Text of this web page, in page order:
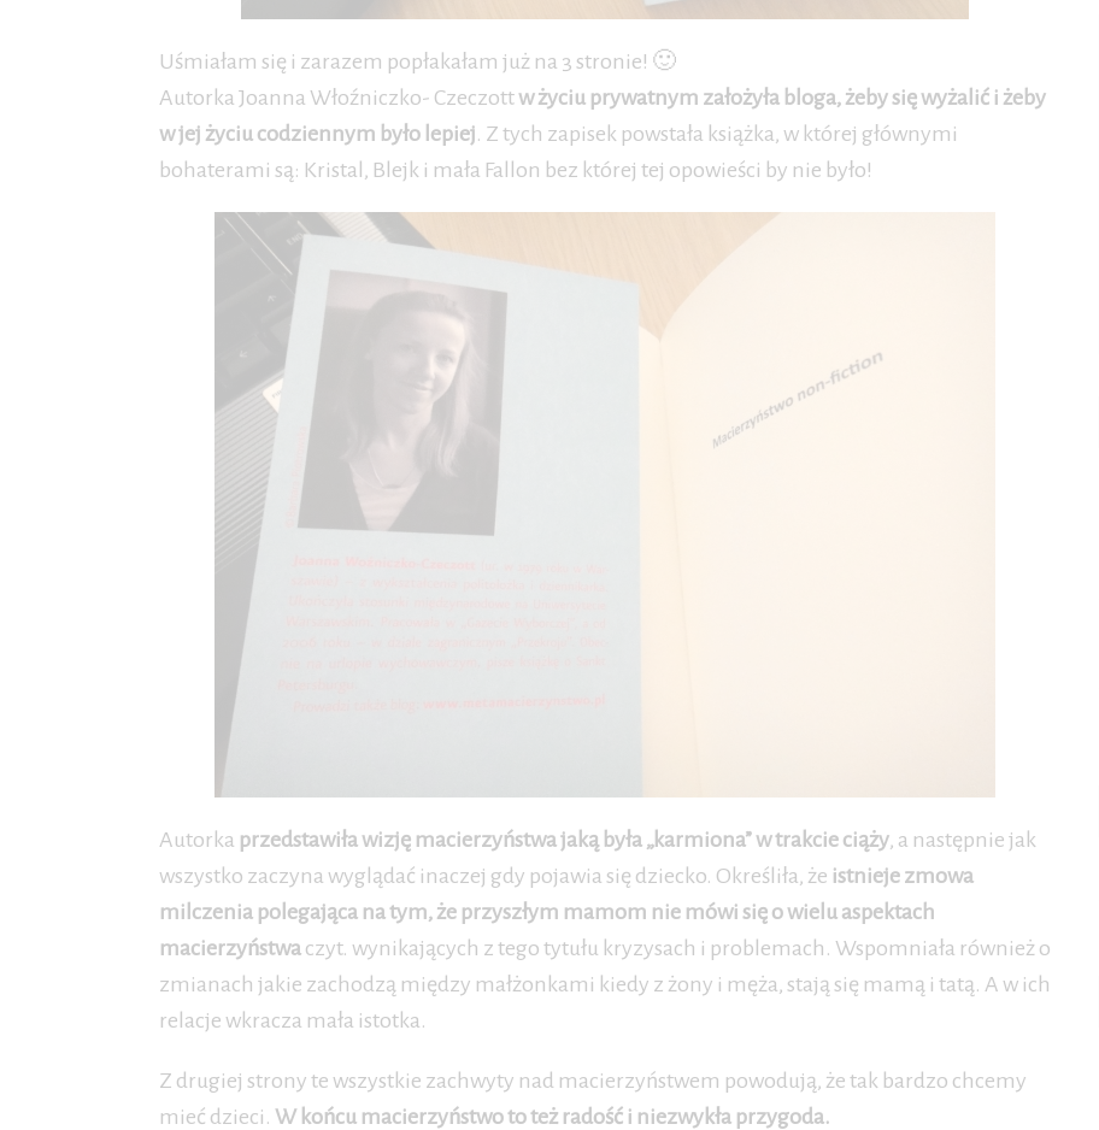
Uśmiałam się i zarazem popłakałam już na 3 stronie! 🙂
Autorka Joanna Włoźniczko- Czeczottw życiu prywatnym założyła bloga, żeby się wyżalić i żeby
w jej życiu codziennym było lepiej. Z tych zapisek powstała książka, w której głównymi
bohaterami są: Kristal, Blejk i mała Fallon bez której tej opowieści by nie było!
Autorka przedstawiła wizję macierzyństwa jaką była „karmiona” w trakcie ciąży, a następnie jak
wszystko zaczyna wyglądać inaczej gdy pojawia się dziecko. Określiła, że istnieje zmowa
milczenia polegająca na tym, że przyszłym mamom nie mówi się o wielu aspektach
macierzyństwa czyt. wynikających z tego tytułu kryzysach i problemach. Wspomniała również o
zmianach jakie zachodzą między małżonkami kiedy z żony i męża, stają się mamą i tatą. A w ich
relacje wkracza mała istotka.
Z drugiej strony te wszystkie zachwyty nad macierzyństwem powodują, że tak bardzo chcemy
mieć dzieci. W końcu macierzyństwo to też radość i niezwykła przygoda.